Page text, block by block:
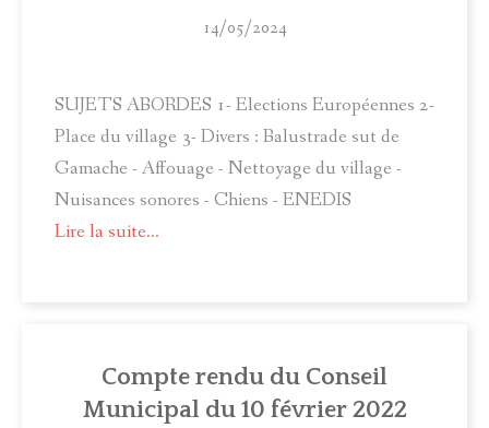
COMITÉ LOCAL D'ANIMATION
14/05/2024
SUJETS ABORDES 1- Elections Européennes 2-
Place du village 3- Divers : Balustrade sut de
Gamache - Affouage - Nettoyage du village -
Nuisances sonores - Chiens - ENEDIS
Lire la suite...
Compte rendu du Conseil
Municipal du 10 février 2022